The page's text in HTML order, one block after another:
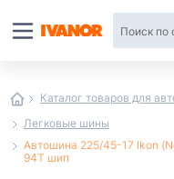
Каталог товаров для
Легковые шины
Автошина 225/45-17 Ikon
94T шип